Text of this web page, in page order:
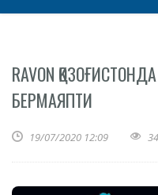
RAVON
БЕРМАЯПТИ
19/07/2020 12:09